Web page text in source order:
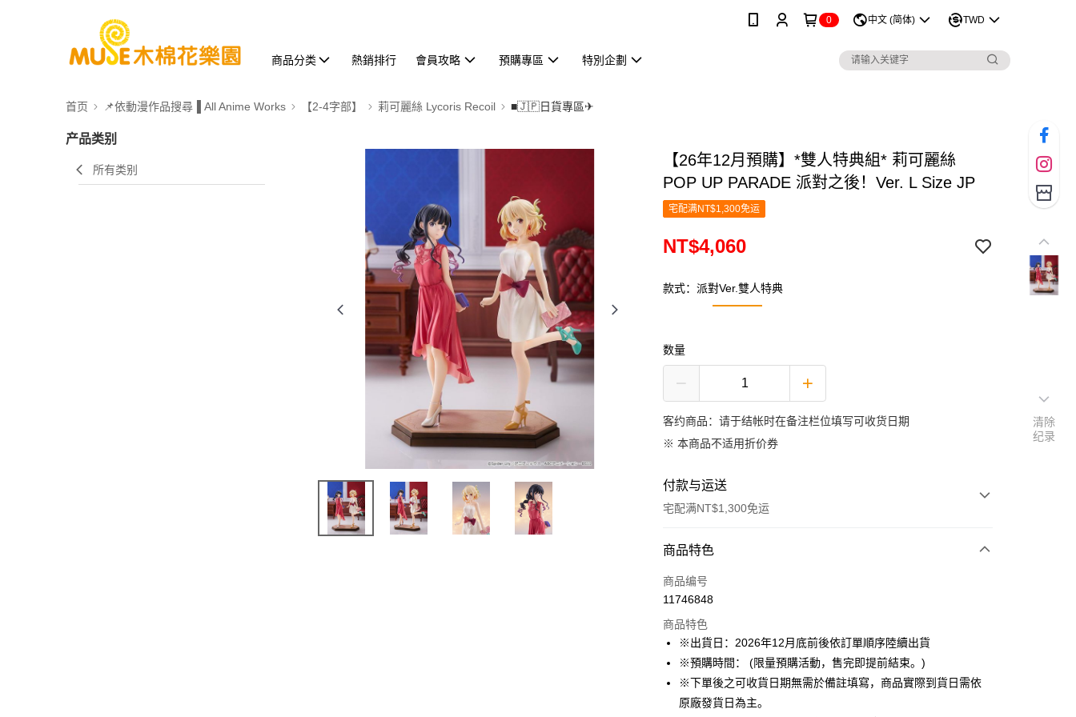
0 中文 (简体) TWD
商品分类 熱銷排行 會員攻略 預購專區 特別企劃
首页 📌依動漫作品搜尋▐ All Anime Works 【2-4字部】 莉可麗絲 Lycoris Recoil ■🇯🇵日貨專區✈
产品类别
所有类别
【26年12月預購】*雙人特典組* 莉可麗絲
POP UP PARADE 派對之後！Ver. L Size JP
宅配满NT$1,300免运
NT$4,060
款式：派對Ver.雙人特典
数量
客约商品：请于结帐时在备注栏位填写可收货日期
※ 本商品不适用折价券
付款与运送
宅配满NT$1,300免运
付款方式
信用卡一次付款
Apple Pay
悠遊付
Google Pay
商品特色
商品编号
11746848
商品特色
※出貨日：2026年12月底前後依訂單順序陸續出貨
※預購時間： (限量預購活動，售完即提前結束。)
※下單後之可收貨日期無需於備註填寫，商品實際到貨日需依
原廠發貨日為主。
清除
纪录